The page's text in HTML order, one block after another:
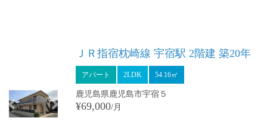
ＪＲ指宿枕崎線 宇宿駅 2階建 築20年
アパート 2LDK 54.16㎡
鹿児島県鹿児島市宇宿５
¥69,000/月